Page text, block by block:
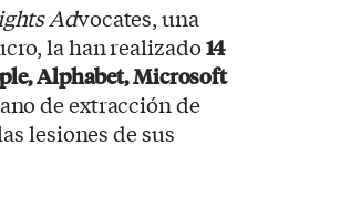
Advocates, una
la han realizado14
Alphabet, Microsoft
de extracción de
lesiones de sus